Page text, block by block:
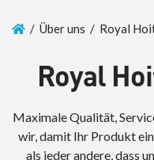
/ Über uns / Royal
Royal
Maximale Qualität,
wir, damit Ihr Produkt
als jeder andere, dass